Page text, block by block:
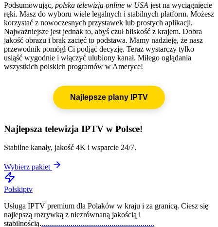
Podsumowując, polska telewizja online w USA jest na wyciągnięcie
ręki. Masz do wyboru wiele legalnych i stabilnych platform. Możesz
korzystać z nowoczesnych przystawek lub prostych aplikacji.
Najważniejsze jest jednak to, abyś czuł bliskość z krajem. Dobra
jakość obrazu i brak zacięć to podstawa. Mamy nadzieję, że nasz
przewodnik pomógł Ci podjąć decyzję. Teraz wystarczy tylko
usiąść wygodnie i włączyć ulubiony kanał. Miłego oglądania
wszystkich polskich programów w Ameryce!
Najlepsze plany IPTV
Najlepsza telewizja IPTV w Polsce!
Stabilne kanały, jakość 4K i wsparcie 24/7.
Wybierz pakiet
Polskiptv
Usługa IPTV premium dla Polaków w kraju i za granicą. Ciesz się
najlepszą rozrywką z niezrównaną jakością i
stabilnością...........................................................